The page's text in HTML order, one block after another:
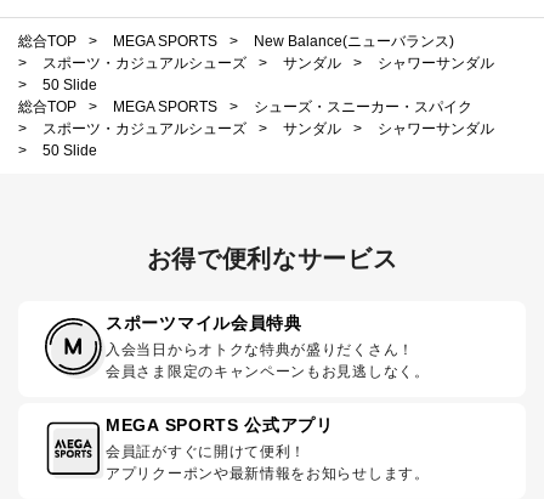
総合TOP > MEGA SPORTS >
New Balance(ニューバランス)
>
スポーツ・カジュアルシューズ > サンダル >
シャワーサンダル
>
50 Slide
総合TOP
> MEGA SPORTS >
シューズ・スニーカー・スパイク
>
スポーツ・カジュアルシューズ > サンダル >
シャワーサンダル
>
50 Slide
お得で便利なサービス
スポーツマイル会員特典
入会当日からオトクな特典が盛りだくさん！
会員さま限定のキャンペーンもお見逃しなく。
MEGA SPORTS 公式アプリ
会員証がすぐに開けて便利！
アプリクーポンや最新情報をお知らせします。